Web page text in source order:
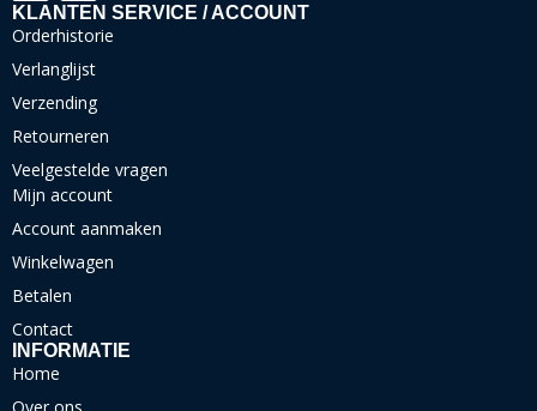
KLANTEN SERVICE / ACCOUNT
Orderhistorie
Verlanglijst
Verzending
Retourneren
Veelgestelde vragen
Mijn account
Account aanmaken
Winkelwagen
Betalen
Contact
INFORMATIE
Home